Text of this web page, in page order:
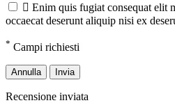
 Enim quis fugiat consequat elit
occaecat deserunt aliquip nisi ex
* Campi richiesti
Annulla Invia
Recensione inviata